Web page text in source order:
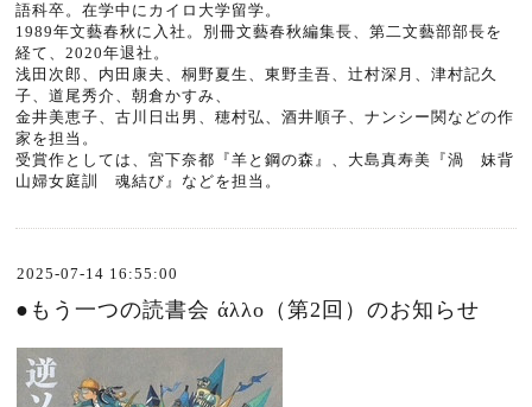
語科卒。在学中にカイロ大学留学。
1989年文藝春秋に入社。別冊文藝春秋編集長、第二文藝部部長を
経て、2020年退社。
浅田次郎、内田康夫、桐野夏生、東野圭吾、辻村深月、津村記久
子、道尾秀介、朝倉かすみ、
金井美恵子、古川日出男、穂村弘、酒井順子、ナンシー関などの作
家を担当。
受賞作としては、宮下奈都『羊と鋼の森』、大島真寿美『渦 妹背
山婦女庭訓 魂結び』などを担当。
2025-07-14 16:55:00
●もう一つの読書会 άλλο（第2回）のお知らせ